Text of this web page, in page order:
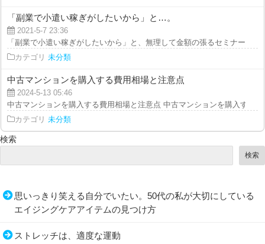
「副業で小遣い稼ぎがしたいから」と…。
2021-5-7 23:36
「副業で小遣い稼ぎがしたいから」と、無理して金額の張るセミナーに参
カテゴリ 未分類
中古マンションを購入する費用相場と注意点
2024-5-13 05:46
中古マンションを購入する費用相場と注意点 中古マンションを購入する
カテゴリ 未分類
検索
検索
思いっきり笑える自分でいたい。50代の私が大切にしている
エイジングケアアイテムの見つけ方
ストレッチは、適度な運動